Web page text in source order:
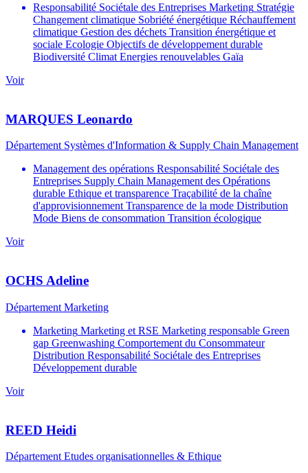
Responsabilité Sociétale des Entreprises Marketing Stratégie
Changement climatique Sobriété énergétique Réchauffement
climatique Gestion des déchets Transition énergétique et
sociale Ecologie Objectifs de développement durable
Biodiversité Climat Energies renouvelables Gaïa
Voir
MARQUES Leonardo
Département
Département Systèmes d'Information & Supply Chain Management
Management des opérations Responsabilité Sociétale des
Entreprises Supply Chain Management des Opérations
durable Ethique et transparence Traçabilité de la chaîne
d'approvisionnement Transparence de la mode Distribution
Mode Biens de consommation Transition écologique
Voir
OCHS Adeline
Département
Département Marketing
Marketing Marketing et RSE Marketing responsable Green
gap Greenwashing Comportement du Consommateur
Distribution Responsabilité Sociétale des Entreprises
Développement durable
Voir
REED Heidi
Département
Département Etudes organisationnelles & Ethique